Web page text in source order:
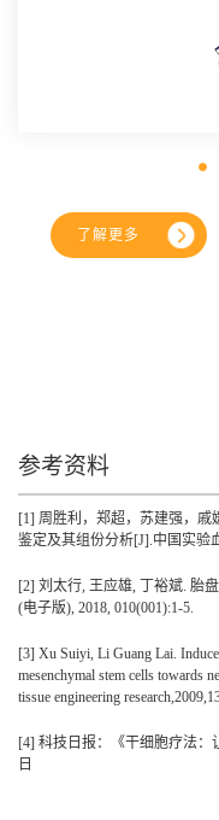
了解更多
参考资料
[1] 周胜利，郑超，苏建强，戚
鉴定及其组份分析[J].中国实验
[2] 刘太行, 王应雄, 丁裕斌. 胎
(电子版), 2018, 010(001):1-5.
[3] Xu Suiyi, Li Guang Lai.
mesenchymal stem cells towards
tissue engineering
[4] 科技日报：《干细胞疗法：
日